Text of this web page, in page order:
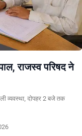
राजस्व परिषद ने
व्यवस्था, दोपहर 2 बजे तक